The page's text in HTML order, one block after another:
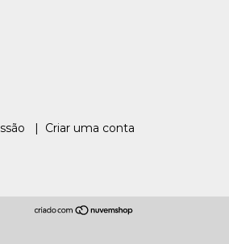
| Criar uma conta